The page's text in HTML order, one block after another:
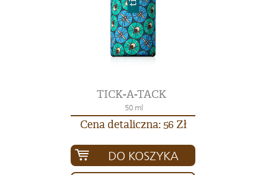
TICK-A-TACK
50 ml
Cena detaliczna: 56 Zł
DO KOSZYKA